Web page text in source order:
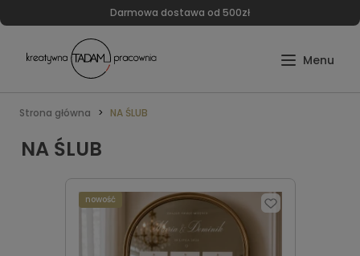
Darmowa dostawa od 500zł
Strona główna NA ŚLUB
NA ŚLUB
nowość